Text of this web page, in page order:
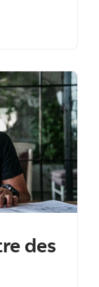
Scotia
des